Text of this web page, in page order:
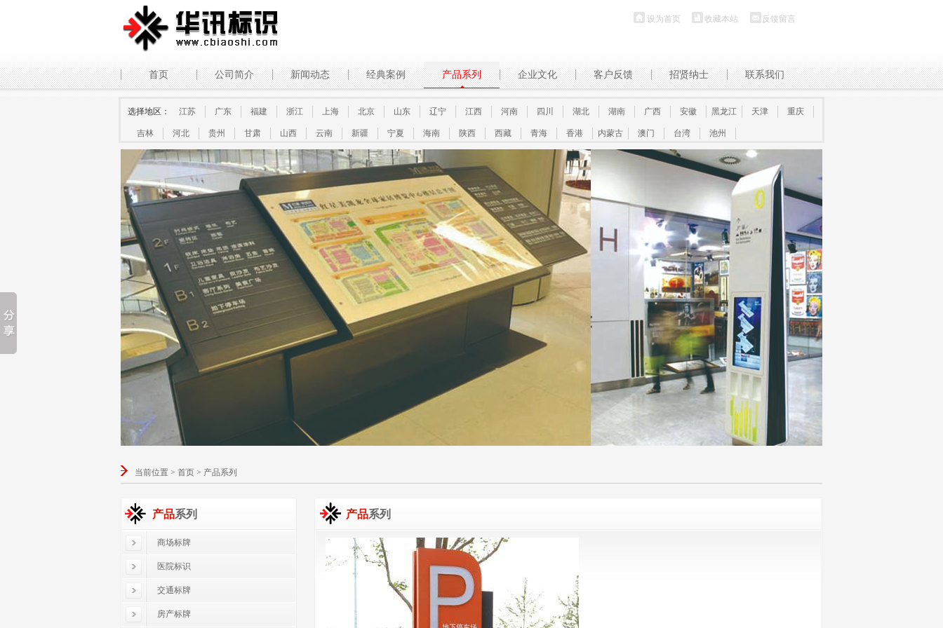
设为首页 收藏本站 反馈留言
首页 公司简介 新闻动态 经典案例 产品系列 企业文化 客户反馈 招贤纳士 联系我们
选择地区： 江苏 广东 福建 浙江 上海 北京 山东 辽宁 江西 河南 四川 湖北 湖南 广西 安徽 黑龙江 天津 重庆
吉林 河北 贵州 甘肃 山西 云南 新疆 宁夏 海南 陕西 西藏 青海 香港 内蒙古 澳门 台湾 池州
当前位置 > 首页 > 产品系列
产品系列
商场标牌
医院标识
交通标牌
房产标牌
产品系列